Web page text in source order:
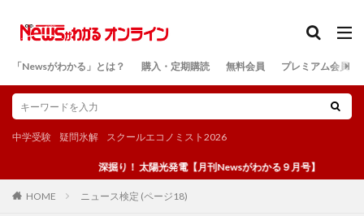
「Newsがわかる」とは？ 購入・定期購読 無料会員 プレミアム会員
中学受験 疑問氷解 スクールエコノミスト2026
深掘り！ 太陽光発電【月刊Newsがわかる９月号】
HOME ニュース検定 (ページ18)
検索